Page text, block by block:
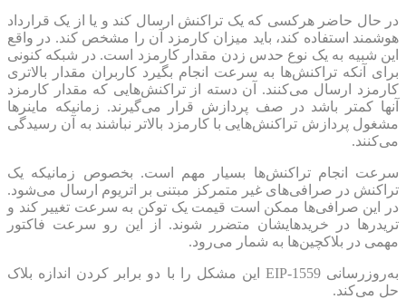
در حال حاضر هرکسی که یک تراکنش ارسال کند و یا از یک قرارداد
هوشمند استفاده کند، باید میزان کارمزد آن را مشخص کند. در واقع
این شبیه به یک نوع حدس زدن مقدار کارمزد است. در شبکه کنونی
برای آنکه تراکنش‌ها به سرعت انجام بگیرد کاربران مقدار بالاتری
کارمزد ارسال می‌کنند. آن دسته از تراکنش‌هایی که مقدار کارمزد
آنها کمتر باشد در صف پردازش قرار می‌گیرند. زمانیکه ماینرها
مشغول پردازش تراکنش‌هایی با کارمزد بالاتر نباشند به آن رسیدگی
می‌کنند.
سرعت انجام تراکنش‌ها بسیار مهم است. بخصوص زمانیکه یک
تراکنش در صرافی‌های غیر متمرکز مبتنی بر اتریوم ارسال می‌شود.
در این صرافی‌ها ممکن است قیمت یک توکن به سرعت تغییر کند و
تریدرها در خریدهایشان متضرر شوند. از این رو سرعت فاکتور
مهمی در بلاکچین‌ها به شمار می‌رود.
به‌روزرسانی EIP-1559 این مشکل را با دو برابر کردن اندازه بلاک
حل می‌کند.